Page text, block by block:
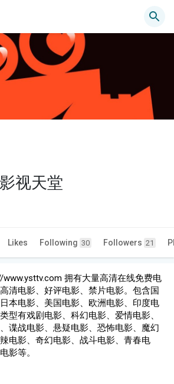
视天堂
Likes Following 30 Followers 21
www.ysttv.com 拥有大量高清在线免费电
清电影、好评电影、禁片电影。包含国
本电影、美国电影、欧洲电影、印度电
型有戏剧电影、科幻电影、爱情电影、
谍战电影、悬疑电影、恐怖电影、魔幻
电影、奇幻电影、战斗电影、青春电
影等。